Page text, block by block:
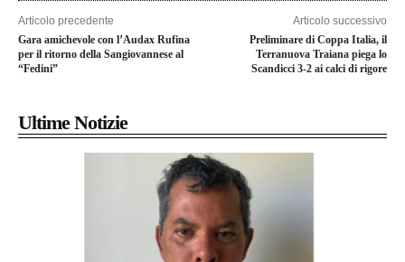
Articolo precedente
Gara amichevole con l’Audax Rufina
per il ritorno della Sangiovannese al
“Fedini”
Articolo successivo
Preliminare di Coppa Italia, il
Terranuova Traiana piega lo
Scandicci 3-2 ai calci di rigore
Ultime Notizie